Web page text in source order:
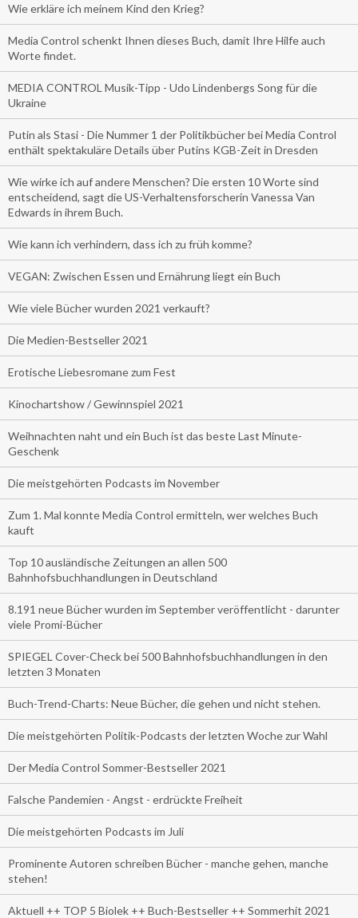
Wie erkläre ich meinem Kind den Krieg?
Media Control schenkt Ihnen dieses Buch, damit Ihre Hilfe auch
Worte findet.
MEDIA CONTROL Musik-Tipp - Udo Lindenbergs Song für die
Ukraine
Putin als Stasi - Die Nummer 1 der Politikbücher bei Media Control
enthält spektakuläre Details über Putins KGB-Zeit in Dresden
Wie wirke ich auf andere Menschen? Die ersten 10 Worte sind
entscheidend, sagt die US-Verhaltensforscherin Vanessa Van
Edwards in ihrem Buch.
Wie kann ich verhindern, dass ich zu früh komme?
VEGAN: Zwischen Essen und Ernährung liegt ein Buch
Wie viele Bücher wurden 2021 verkauft?
Die Medien-Bestseller 2021
Erotische Liebesromane zum Fest
Kinochartshow / Gewinnspiel 2021
Weihnachten naht und ein Buch ist das beste Last Minute-
Geschenk
Die meistgehörten Podcasts im November
Zum 1. Mal konnte Media Control ermitteln, wer welches Buch
kauft
Top 10 ausländische Zeitungen an allen 500
Bahnhofsbuchhandlungen in Deutschland
8.191 neue Bücher wurden im September veröffentlicht - darunter
viele Promi-Bücher
SPIEGEL Cover-Check bei 500 Bahnhofsbuchhandlungen in den
letzten 3 Monaten
Buch-Trend-Charts: Neue Bücher, die gehen und nicht stehen.
Die meistgehörten Politik-Podcasts der letzten Woche zur Wahl
Der Media Control Sommer-Bestseller 2021
Falsche Pandemien - Angst - erdrückte Freiheit
Die meistgehörten Podcasts im Juli
Prominente Autoren schreiben Bücher - manche gehen, manche
stehen!
Aktuell ++ TOP 5 Biolek ++ Buch-Bestseller ++ Sommerhit 2021